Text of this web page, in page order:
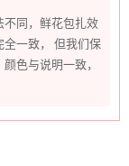
不同，鲜花包扎效
一致， 但我们保
色与说明一致，